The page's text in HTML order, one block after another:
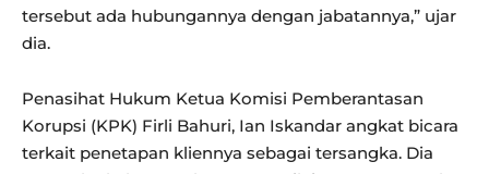
tersebut ada hubungannya dengan jabatannya,” ujar
dia.
Penasihat Hukum Ketua Komisi Pemberantasan
Korupsi (KPK) Firli Bahuri, Ian Iskandar angkat bicara
terkait penetapan kliennya sebagai tersangka. Dia